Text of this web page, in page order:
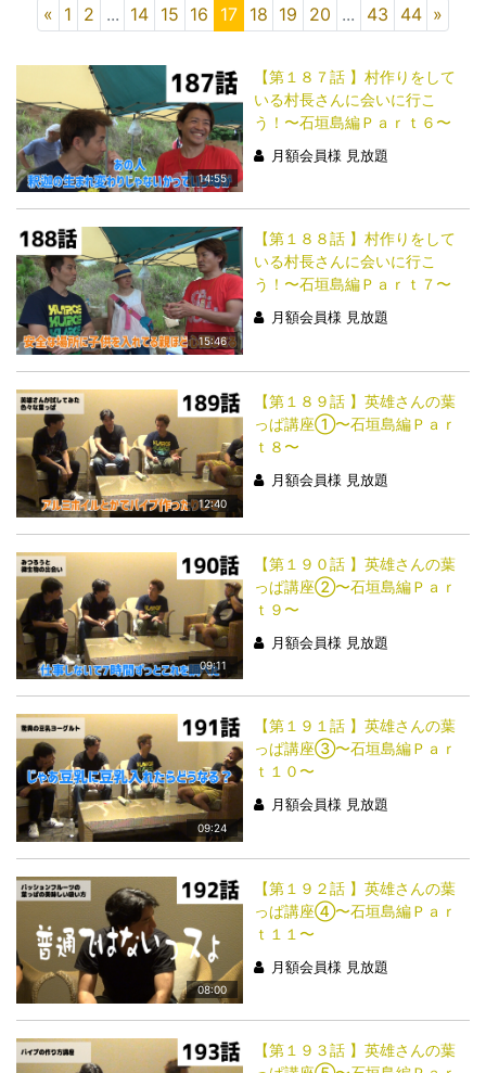
« 1 2 ... 14 15 16 17 18 19 20 ... 43 44 »
14:55
【第１８７話 】村作りをして
いる村長さんに会いに行こ
う！〜石垣島編Ｐａｒｔ６〜
月額会員様 見放題
15:46
【第１８８話 】村作りをして
いる村長さんに会いに行こ
う！〜石垣島編Ｐａｒｔ７〜
月額会員様 見放題
12:40
【第１８９話 】英雄さんの葉
っぱ講座①〜石垣島編Ｐａｒ
ｔ８〜
月額会員様 見放題
09:11
【第１９０話 】英雄さんの葉
っぱ講座②〜石垣島編Ｐａｒ
ｔ９〜
月額会員様 見放題
09:24
【第１９１話 】英雄さんの葉
っぱ講座③〜石垣島編Ｐａｒ
ｔ１０〜
月額会員様 見放題
08:00
【第１９２話 】英雄さんの葉
っぱ講座④〜石垣島編Ｐａｒ
ｔ１１〜
月額会員様 見放題
【第１９３話 】英雄さんの葉